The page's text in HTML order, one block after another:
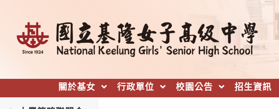
關於基女 行政單位 校園公告 招生資訊